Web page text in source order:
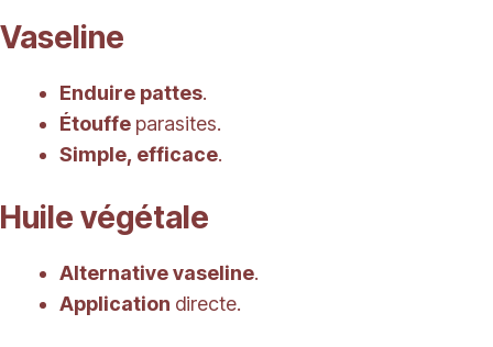
Vaseline
Enduire pattes.
Étouffe parasites.
Simple, efficace.
Huile végétale
Alternative vaseline.
Application directe.